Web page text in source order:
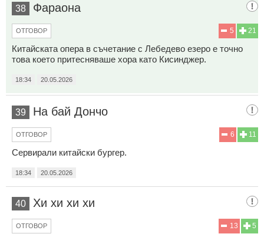
38 Фараона
21
5
ОТГОВОР
Китайската опера в съчетание с Лебедево езеро е точно
това което притесняваше хора като Кисинджер.
18:34 20.05.2026
39 На бай Дончо
11
6
ОТГОВОР
Сервирали китайски бургер.
18:34 20.05.2026
40 Хи хи хи хи
5
13
ОТГОВОР